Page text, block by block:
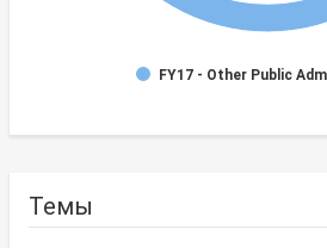
FY17 - Other Public
Темы